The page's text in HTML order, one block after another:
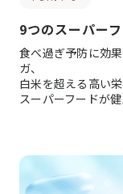
9つのスーパー
食べ過ぎ予防に効
ガ、
白米を超える高い
スーパーフードが健